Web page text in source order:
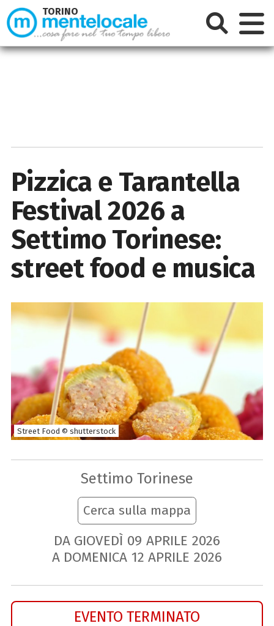
Pizzica e Tarantella
Festival 2026 a
Settimo Torinese:
street food e musica
Street Food © shutterstock
Settimo Torinese
Cerca sulla mappa
DA GIOVEDÌ 09 APRILE 2026
A DOMENICA 12 APRILE 2026
EVENTO TERMINATO
TORINO